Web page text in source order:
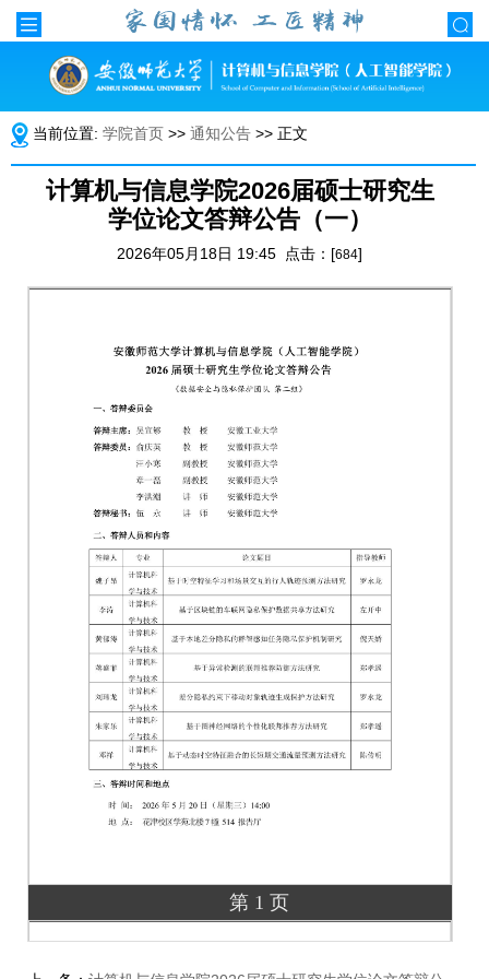
当前位置: 学院首页 >> 通知公告 >> 正文
计算机与信息学院2026届硕士研究生
学位论文答辩公告（一）
2026年05月18日 19:45 点击：[684]
第 1 页